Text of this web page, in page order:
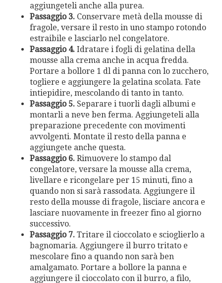
aggiungeteli anche alla purea.
Passaggio 3. Conservare metà della mousse di
fragole, versare il resto in uno stampo rotondo
estraibile e lasciarlo nel congelatore.
Passaggio 4. Idratare i fogli di gelatina della
mousse alla crema anche in acqua fredda.
Portare a bollore 1 dl di panna con lo zucchero,
togliere e aggiungere la gelatina scolata. Fate
intiepidire, mescolando di tanto in tanto.
Passaggio 5. Separare i tuorli dagli albumi e
montarli a neve ben ferma. Aggiungeteli alla
preparazione precedente con movimenti
avvolgenti. Montate il resto della panna e
aggiungete anche questa.
Passaggio 6. Rimuovere lo stampo dal
congelatore, versare la mousse alla crema,
livellare e ricongelare per 15 minuti, fino a
quando non si sarà rassodata. Aggiungere il
resto della mousse di fragole, lisciare ancora e
lasciare nuovamente in freezer fino al giorno
successivo.
Passaggio 7. Tritare il cioccolato e scioglierlo a
bagnomaria. Aggiungere il burro tritato e
mescolare fino a quando non sarà ben
amalgamato. Portare a bollore la panna e
aggiungere il cioccolato con il burro, a filo,